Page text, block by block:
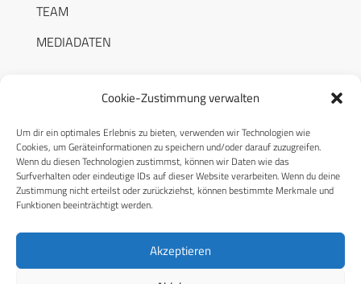
Cookie-Zustimmung verwalten
Um dir ein optimales Erlebnis zu bieten, verwenden wir Technologien wie
Cookies, um Geräteinformationen zu speichern und/oder darauf zuzugreifen.
Wenn du diesen Technologien zustimmst, können wir Daten wie das
Surfverhalten oder eindeutige IDs auf dieser Website verarbeiten. Wenn du deine
Zustimmung nicht erteilst oder zurückziehst, können bestimmte Merkmale und
Funktionen beeinträchtigt werden.
Akzeptieren
TEAM
MEDIADATEN
RECHTLICHES
Datenschutzerklärung
Cookie-Richtlinie (EU)